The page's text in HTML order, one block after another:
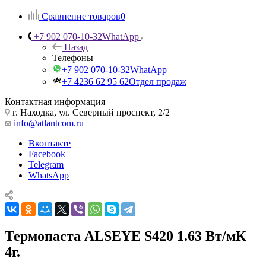
Сравнение товаров0
+7 902 070-10-32WhatApp
Назад
Телефоны
+7 902 070-10-32WhatApp
+7 4236 62 95 62Отдел продаж
Контактная информация
г. Находка, ул. Северный проспект, 2/2
info@atlantcom.ru
Вконтакте
Facebook
Telegram
WhatsApp
Термопаста ALSEYE S420 1.63 Вт/мК
4г.